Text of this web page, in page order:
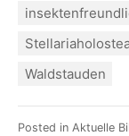
Waldstauden
Posted in Aktuelle